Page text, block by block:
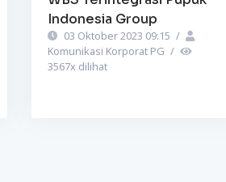
Indonesia Group
03 Oktober 2023 09:15 /
Komunikasi Korporat PG /
3567x dilihat